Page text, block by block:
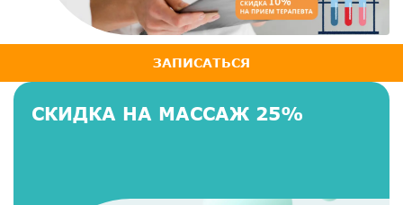
ЗАПИСАТЬСЯ
СКИДКА НА МАССАЖ 25%